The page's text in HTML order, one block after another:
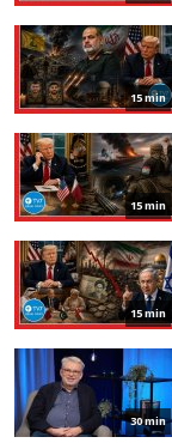
15 min
15 min
15 min
30 min